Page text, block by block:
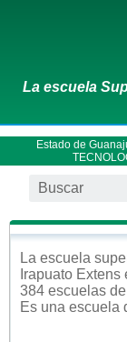
La escuela
Estado de
La escuela
Irapuato Extens
384 escuelas
Es una escuela